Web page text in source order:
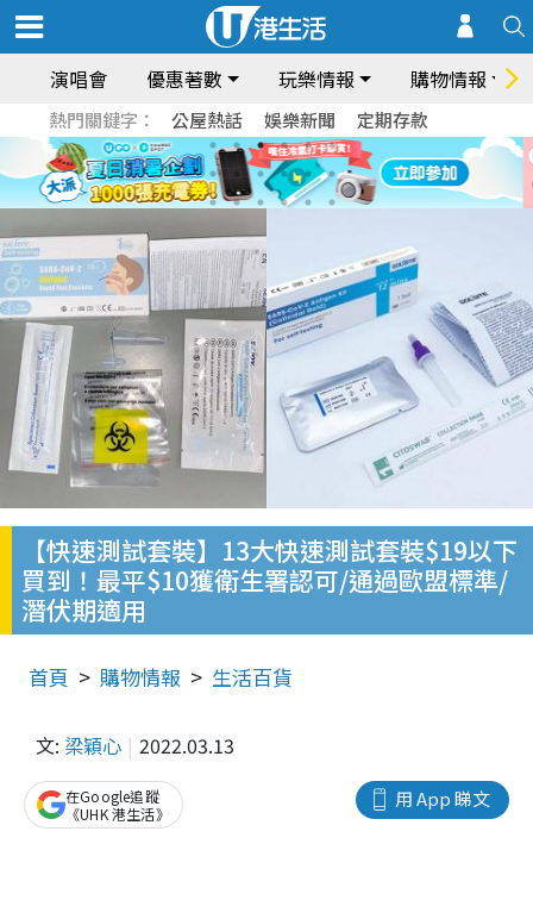
演唱會 優惠著數 玩樂情報 購物情報
熱門關鍵字： 公屋熱話 娛樂新聞 定期存款
【快速測試套裝】13大快速測試套裝$19以下
買到！最平$10獲衛生署認可/通過歐盟標準/
潛伏期適用
首頁 購物情報 生活百貨
文: 梁穎心 2022.03.13
用 App 睇文
在Google追蹤
《UHK 港生活》